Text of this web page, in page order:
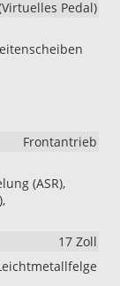
Pedal)
Frontantrieb
(ASR),
17 Zoll